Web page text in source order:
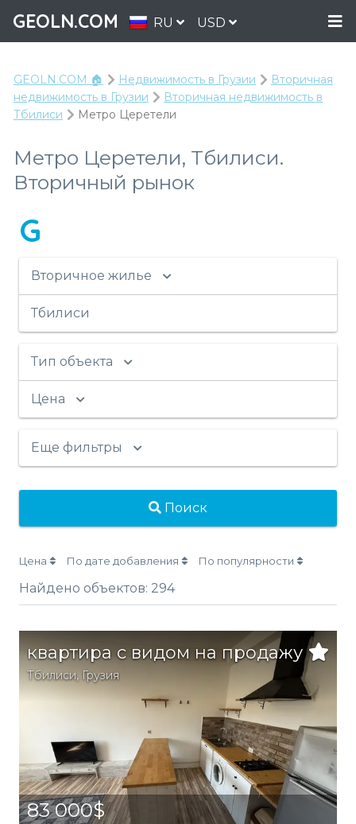
GEOLN.COM RU USD
GEOLN.COM 🏠 Недвижимость в Грузии
Вторичная
недвижимость в Грузии
Вторичная недвижимость в
Тбилиси
Метро Церетели
Метро Церетели, Тбилиси.
Вторичный рынок
G
Вторичное жилье
Тбилиси
Тип объекта
Цена
Еще фильтры
Поиск
Цена По дате добавления По популярности
Найдено объектов: 294
квартира с видом на продажу
Тбилиси, Грузия
83 000$